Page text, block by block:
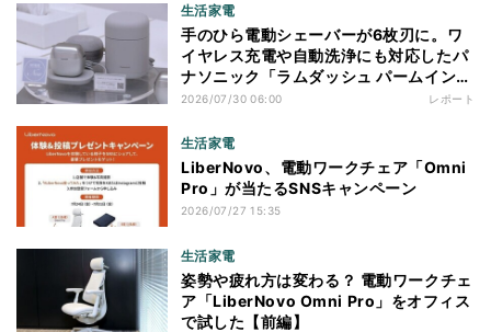
生活家電
手のひら電動シェーバーが6枚刃に。ワ
イヤレス充電や自動洗浄にも対応したパ
ナソニック「ラムダッシュ パームイン
プロ」を体験
2026/07/30 06:00 レポート
生活家電
LiberNovo、電動ワークチェア「Omni
Pro」が当たるSNSキャンペーン
2026/07/27 15:35
生活家電
姿勢や疲れ方は変わる？ 電動ワークチェ
ア「LiberNovo Omni Pro」をオフィス
で試した【前編】